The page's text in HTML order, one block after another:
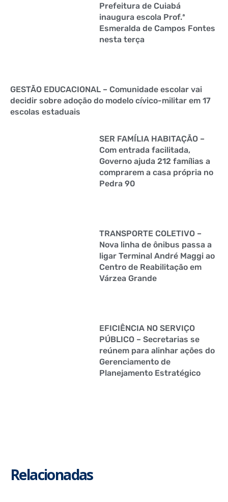
Prefeitura de Cuiabá
inaugura escola Prof.ª
Esmeralda de Campos Fontes
nesta terça
GESTÃO EDUCACIONAL – Comunidade escolar vai
decidir sobre adoção do modelo cívico-militar em 17
escolas estaduais
SER FAMÍLIA HABITAÇÃO –
Com entrada facilitada,
Governo ajuda 212 famílias a
comprarem a casa própria no
Pedra 90
TRANSPORTE COLETIVO –
Nova linha de ônibus passa a
ligar Terminal André Maggi ao
Centro de Reabilitação em
Várzea Grande
EFICIÊNCIA NO SERVIÇO
PÚBLICO – Secretarias se
reúnem para alinhar ações do
Gerenciamento de
Planejamento Estratégico
Relacionadas